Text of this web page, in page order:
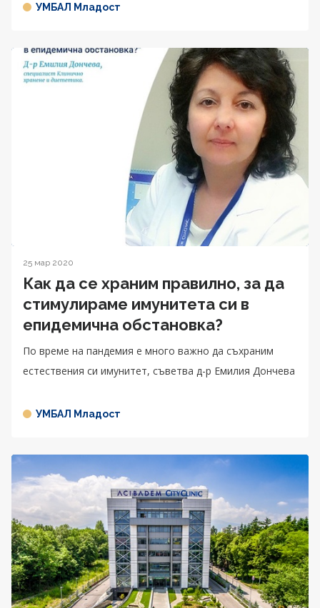
УМБАЛ Младост
25 мар 2020
Как да се храним правилно, за да
стимулираме имунитета си в
епидемична обстановка?
По време на пандемия е много важно да съхраним
естествения си имунитет, съветва д-р Емилия Дончева
УМБАЛ Младост